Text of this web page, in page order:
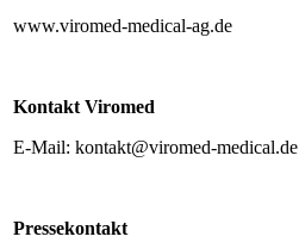
www.viromed-medical-ag.de
Kontakt Viromed
E-Mail: kontakt@viromed-medical.de
Pressekontakt